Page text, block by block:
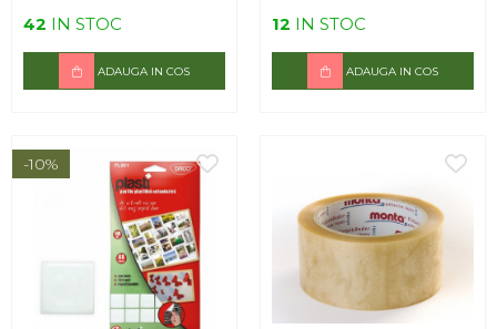
42 IN STOC
ADAUGA IN COS
12 IN STOC
ADAUGA IN COS
-10%